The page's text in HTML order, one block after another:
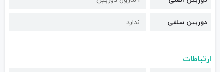
دوربین سلفی ندارد
ارتباطات